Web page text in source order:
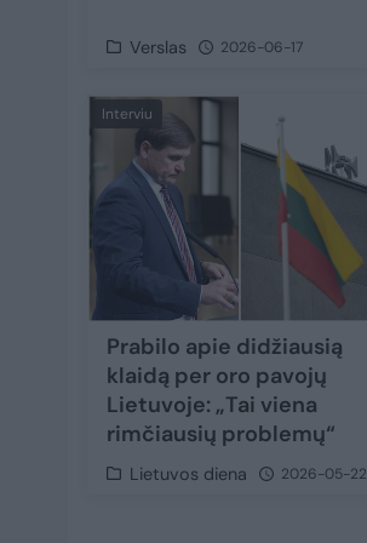
Verslas 2026-06-17
Interviu
Prabilo apie didžiausią
klaidą per oro pavojų
Lietuvoje: „Tai viena
rimčiausių problemų“
Lietuvos diena 2026-05-22